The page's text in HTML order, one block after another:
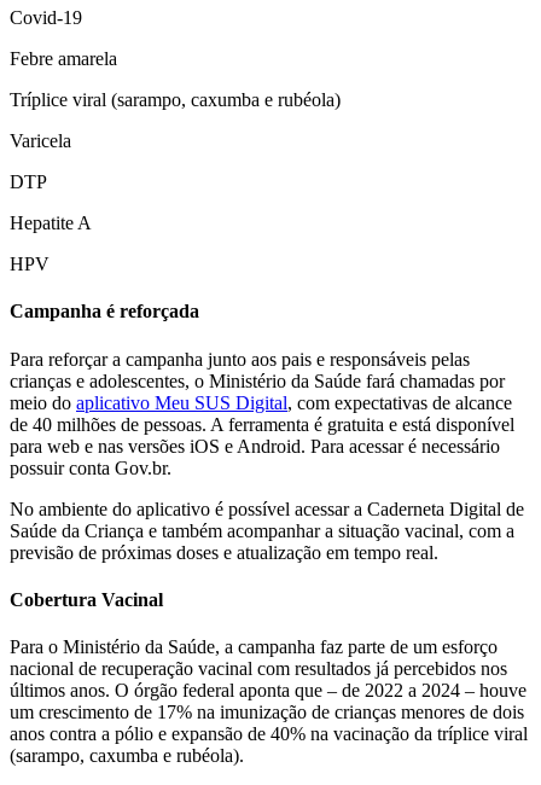
Covid-19
Febre amarela
Tríplice viral (sarampo, caxumba e rubéola)
Varicela
DTP
Hepatite A
HPV
Campanha é reforçada
Para reforçar a campanha junto aos pais e responsáveis pelas
crianças e adolescentes, o Ministério da Saúde fará chamadas por
meio do aplicativo Meu SUS Digital, com expectativas de alcance
de 40 milhões de pessoas. A ferramenta é gratuita e está disponível
para web e nas versões iOS e Android. Para acessar é necessário
possuir conta Gov.br.
No ambiente do aplicativo é possível acessar a Caderneta Digital de
Saúde da Criança e também acompanhar a situação vacinal, com a
previsão de próximas doses e atualização em tempo real.
Cobertura Vacinal
Para o Ministério da Saúde, a campanha faz parte de um esforço
nacional de recuperação vacinal com resultados já percebidos nos
últimos anos. O órgão federal aponta que – de 2022 a 2024 – houve
um crescimento de 17% na imunização de crianças menores de dois
anos contra a pólio e expansão de 40% na vacinação da tríplice viral
(sarampo, caxumba e rubéola).